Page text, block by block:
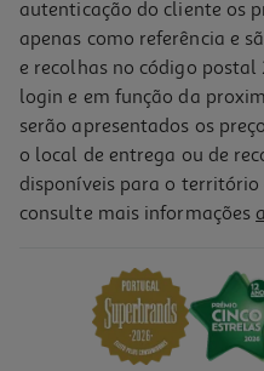
-13%
Garrafa Térmica One Piece
Price reduced from
19,99 €
autenticação do cliente os
apenas como referência e
e recolhas no código
login e em função da
serão apresentados os
o local de entrega ou de
disponíveis para o
consulte mais informações